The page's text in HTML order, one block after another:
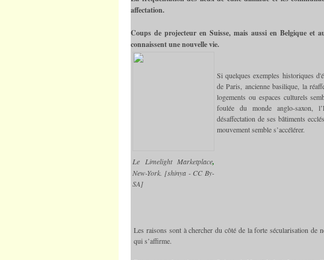
affectation.
Coups de projecteur en Suisse, mais aussi en Belgique et
connaissent une nouvelle vie.
Si quelques exemples historiques
de Paris, ancienne basilique, la
logements ou espaces culturels
foulée du monde anglo-saxon,
désaffectation de ses bâtiments
mouvement semble s’accélérer.
Le Limelight Marketplace,
New-York. [shinya - CC By-
SA]
Les raisons sont à chercher du côté de la forte sécularisation de
qui s’affirme.